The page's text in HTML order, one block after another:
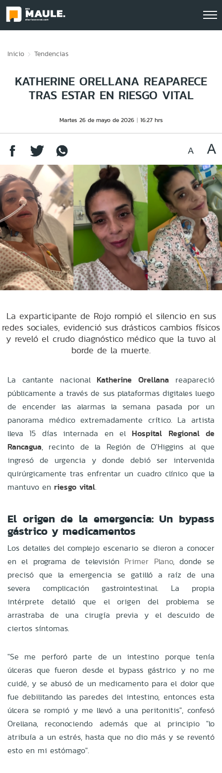
Inicio Tendencias
KATHERINE ORELLANA REAPARECE
TRAS ESTAR EN RIESGO VITAL
Martes 26 de mayo de 2026 16:27 hrs
La exparticipante de Rojo rompió el silencio en sus
redes sociales, evidenció sus drásticos cambios físicos
y reveló el crudo diagnóstico médico que la tuvo al
borde de la muerte.
La cantante nacional Katherine Orellana reapareció
públicamente a través de sus plataformas digitales luego
de encender las alarmas la semana pasada por un
panorama médico extremadamente crítico. La artista
lleva 15 días internada en el Hospital Regional de
Rancagua, recinto de la Región de O'Higgins al que
ingresó de urgencia y donde debió ser intervenida
quirúrgicamente tras enfrentar un cuadro clínico que la
mantuvo en riesgo vital.
El origen de la emergencia: Un bypass
gástrico y medicamentos
Los detalles del complejo escenario se dieron a conocer
en el programa de televisión Primer Plano, donde se
precisó que la emergencia se gatilló a raíz de una
severa complicación gastrointestinal. La propia
intérprete detalló que el origen del problema se
arrastraba de una cirugía previa y el descuido de
ciertos síntomas.
"Se me perforó parte de un intestino porque tenía
úlceras que fueron desde el bypass gástrico y no me
cuidé, y se abusó de un medicamento para el dolor que
fue debilitando las paredes del intestino, entonces esta
úlcera se rompió y me llevó a una peritonitis", confesó
Orellana, reconociendo además que al principio "lo
atribuía a un estrés, hasta que no dio más y se reventó
esto en mi estómago".